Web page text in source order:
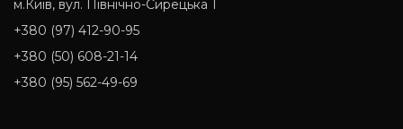
м.Київ, вул. Північно-Сирецька 1
+380 (97) 412-90-95
+380 (50) 608-21-14
+380 (95) 562-49-69